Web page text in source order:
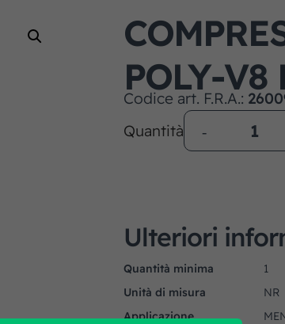
POLY-V8
Codice art. F.R.A.:
Quantità
Ulteriori
Quantità minima
1
Unità di misura
NR
Applicazione